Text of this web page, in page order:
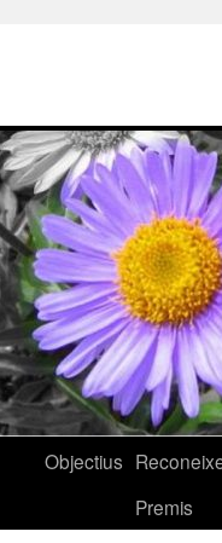
Objectius
Premis